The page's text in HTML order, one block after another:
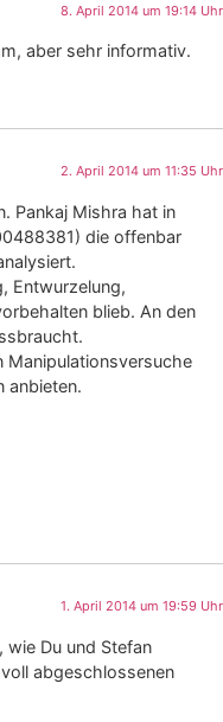
8. April 2014 um 19:14 Uhr
aber sehr informativ.
2. April 2014 um 11:35 Uhr
Pankaj Mishra hat in
die offenbar
Entwurzelung,
blieb. An den
Manipulationsversuche
anbieten.
1. April 2014 um 19:59 Uhr
Du und Stefan
abgeschlossenen